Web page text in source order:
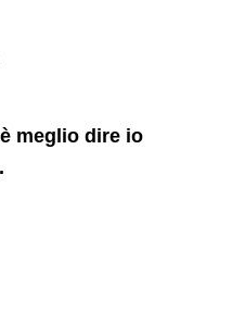
meglio dire io